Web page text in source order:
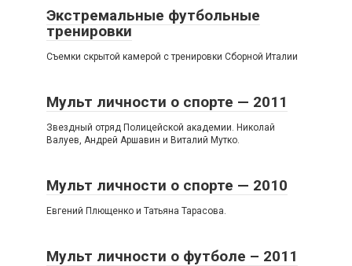
Экстремальные футбольные
тренировки
Съемки скрытой камерой с тренировки Сборной Италии
Мульт личности о спорте — 2011
Звездный отряд Полицейской академии. Николай
Валуев, Андрей Аршавин и Виталий Мутко.
Мульт личности о спорте — 2010
Евгений Плющенко и Татьяна Тарасова.
Мульт личности о футболе – 2011